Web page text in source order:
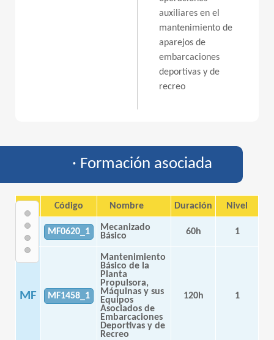
auxiliares en el
mantenimiento de
aparejos de
embarcaciones
deportivas y de
recreo
· Formación asociada
Código Nombre Duración Nivel
MF MF0620_1
Mecanizado
Básico
60h 1
MF MF1458_1
Mantenimiento
Básico de la
Planta
Propulsora,
Máquinas y sus
Equipos
Asociados de
Embarcaciones
Deportivas y de
Recreo
120h 1